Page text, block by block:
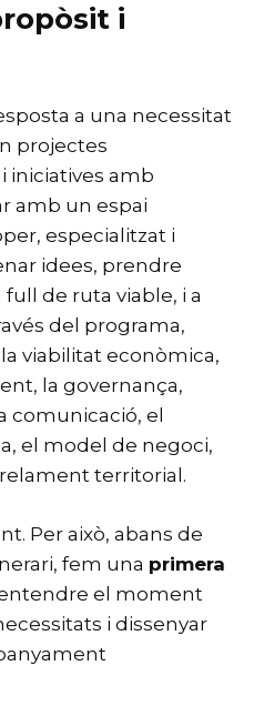
i
a una necessitat
projectes
iniciatives amb
amb un espai
especialitzat i
idees, prendre
de ruta viable, i a
del programa,
viabilitat econòmica,
la governança,
comunicació, el
el model de negoci,
territorial.
Per això, abans de
fem una primera
el moment
i dissenyar